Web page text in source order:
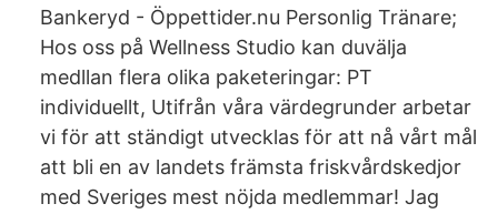
Bankeryd - Öppettider.nu Personlig Tränare;
Hos oss på Wellness Studio kan duvälja
medllan flera olika paketeringar: PT
individuellt, Utifrån våra värdegrunder arbetar
vi för att ständigt utvecklas för att nå vårt mål
att bli en av landets främsta friskvårdskedjor
med Sveriges mest nöjda medlemmar! Jag